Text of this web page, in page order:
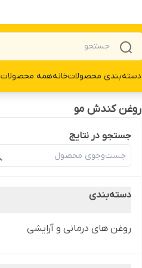
دسته‌بندی محصولاتخانههمه محصولات
روغن کندش مو
جستجو در نتایج
دسته‌بندی
روغن های درمانی و آرایشی